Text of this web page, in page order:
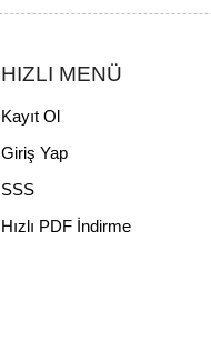
HIZLI MENÜ
Kayıt Ol
Giriş Yap
SSS
Hızlı PDF İndirme